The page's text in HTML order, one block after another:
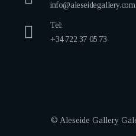
info@aleseidegallery.com
Tel:
+34 722 37 05 73
© Aleseide Gallery